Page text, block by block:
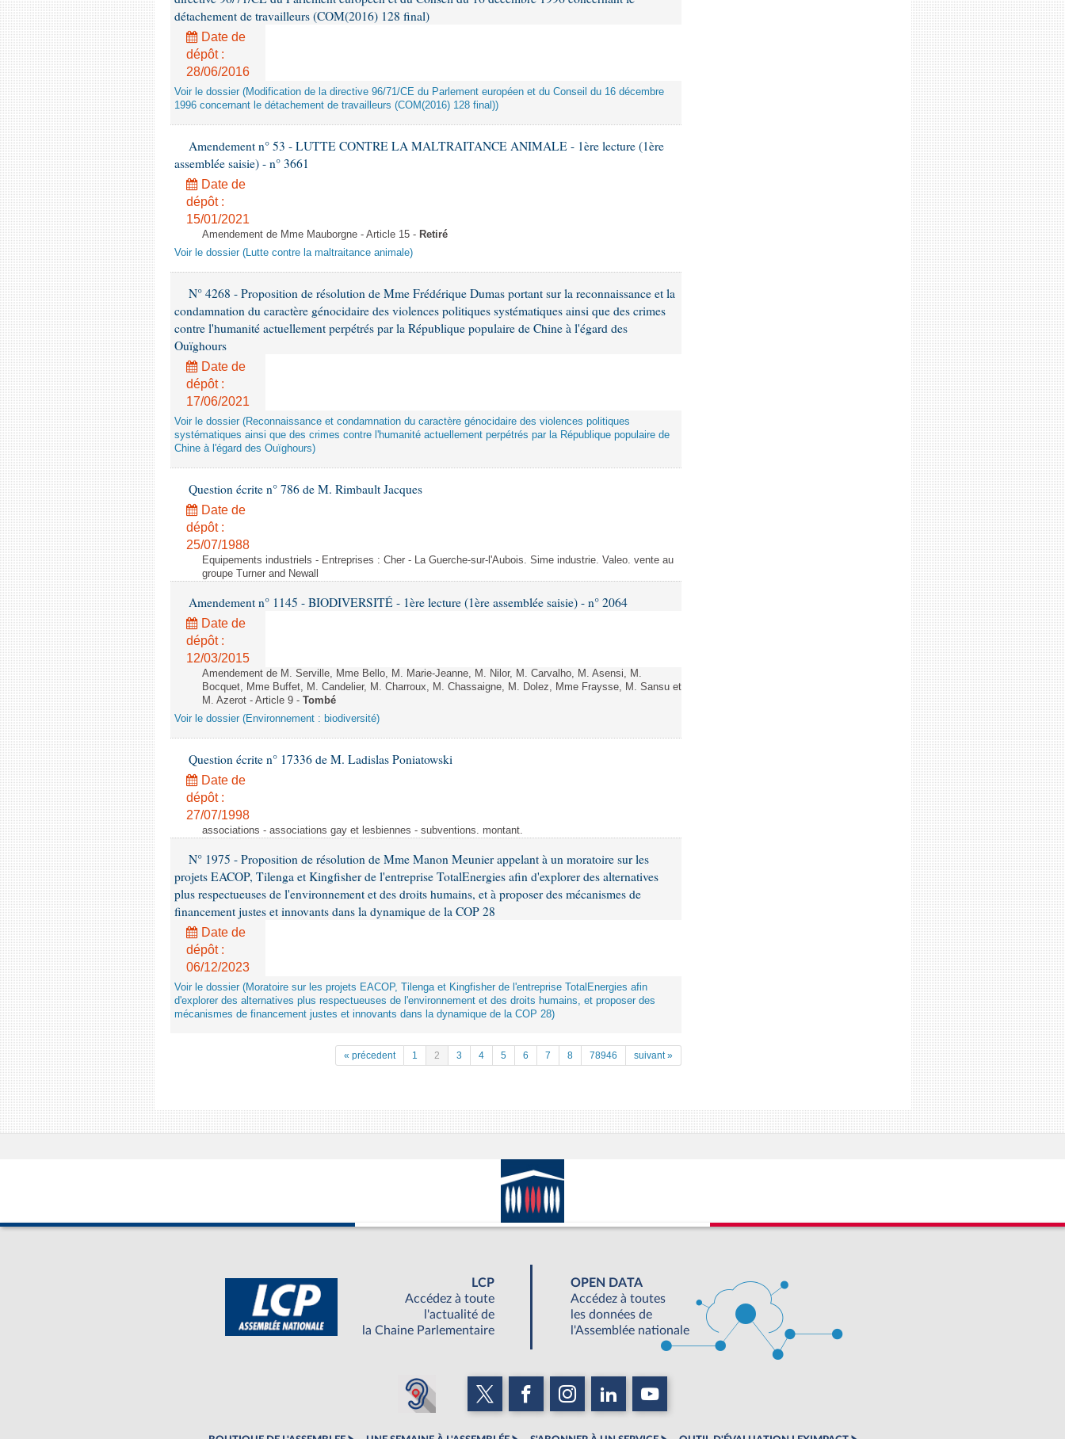
détachement de travailleurs (COM(2016) 128 final)
Date de
dépôt :
28/06/2016
Voir le dossier (Modification de la directive 96/71/CE du Parlement européen et du Conseil du 16 décembre
1996 concernant le détachement de travailleurs (COM(2016) 128 final))
Amendement n° 53 - LUTTE CONTRE LA MALTRAITANCE ANIMALE - 1ère lecture (1ère
assemblée saisie) - n° 3661
Date de
dépôt :
15/01/2021
Amendement de Mme Mauborgne - Article 15 - Retiré
Voir le dossier (Lutte contre la maltraitance animale)
N° 4268 - Proposition de résolution de Mme Frédérique Dumas portant sur la reconnaissance et la
condamnation du caractère génocidaire des violences politiques systématiques ainsi que des crimes
contre l'humanité actuellement perpétrés par la République populaire de Chine à l'égard des
Ouïghours
Date de
dépôt :
17/06/2021
Voir le dossier (Reconnaissance et condamnation du caractère génocidaire des violences politiques
systématiques ainsi que des crimes contre l'humanité actuellement perpétrés par la République populaire de
Chine à l'égard des Ouïghours)
Question écrite n° 786 de M. Rimbault Jacques
Date de
dépôt :
25/07/1988
Equipements industriels - Entreprises : Cher - La Guerche-sur-l'Aubois. Sime industrie. Valeo. vente au
groupe Turner and Newall
Amendement n° 1145 - BIODIVERSITÉ - 1ère lecture (1ère assemblée saisie) - n° 2064
Date de
dépôt :
12/03/2015
Amendement de M. Serville, Mme Bello, M. Marie-Jeanne, M. Nilor, M. Carvalho, M. Asensi, M.
Bocquet, Mme Buffet, M. Candelier, M. Charroux, M. Chassaigne, M. Dolez, Mme Fraysse, M. Sansu et
M. Azerot - Article 9 - Tombé
Voir le dossier (Environnement : biodiversité)
Question écrite n° 17336 de M. Ladislas Poniatowski
Date de
dépôt :
27/07/1998
associations - associations gay et lesbiennes - subventions. montant.
N° 1975 - Proposition de résolution de Mme Manon Meunier appelant à un moratoire sur les
projets EACOP, Tilenga et Kingfisher de l'entreprise TotalEnergies afin d'explorer des alternatives
plus respectueuses de l'environnement et des droits humains, et à proposer des mécanismes de
financement justes et innovants dans la dynamique de la COP 28
Date de
dépôt :
06/12/2023
Voir le dossier (Moratoire sur les projets EACOP, Tilenga et Kingfisher de l'entreprise TotalEnergies afin
d'explorer des alternatives plus respectueuses de l'environnement et des droits humains, et proposer des
mécanismes de financement justes et innovants dans la dynamique de la COP 28)
« précedent 1 2 3 4 5 6 7 8 78946 suivant »
LCP
Accédez à toute
l'actualité de
la Chaine Parlementaire
OPEN DATA
Accédez à toutes
les données de
l'Assemblée nationale